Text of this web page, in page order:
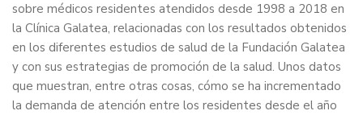
sobre médicos residentes atendidos desde 1998 a 2018 en
la Clínica Galatea, relacionadas con los resultados obtenidos
en los diferentes estudios de salud de la Fundación Galatea
y con sus estrategias de promoción de la salud. Unos datos
que muestran, entre otras cosas, cómo se ha incrementado
la demanda de atención entre los residentes desde el año